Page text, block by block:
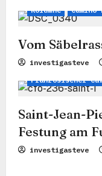
i
g
a
t
o
n
Kolumne
Vom
investigasteve
Französischer
Saint-Jean-
Festung am
investigasteve